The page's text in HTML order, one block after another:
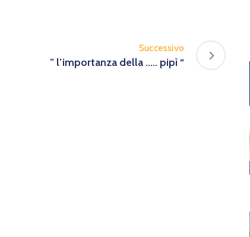
Successivo
” l’importanza della ….. pipì “